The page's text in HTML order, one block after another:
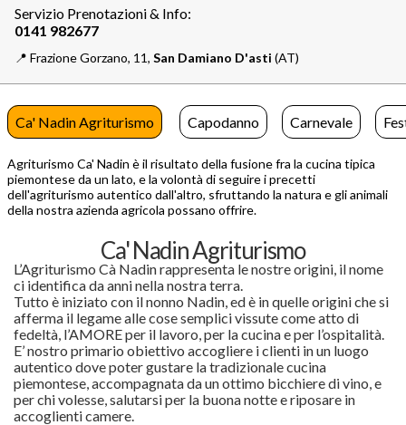
Servizio Prenotazioni & Info:
📍️ Frazione Gorzano, 11, San Damiano D'asti (AT)
Ca' Nadin Agriturismo Capodanno Carnevale
Agriturismo Ca' Nadin è il risultato della fusione fra la cucina tipica
piemontese da un lato, e la volontà di seguire i precetti
dell'agriturismo autentico dall'altro, sfruttando la natura e gli animali
della nostra azienda agricola possano offrire.
Ca' Nadin Agriturismo
L’Agriturismo Cà Nadin rappresenta le nostre origini, il nome
ci identifica da anni nella nostra terra.
Tutto è iniziato con il nonno Nadin, ed è in quelle origini che si
afferma il legame alle cose semplici vissute come atto di
fedeltà, l’AMORE per il lavoro, per la cucina e per l’ospitalità.
E’ nostro primario obiettivo accogliere i clienti in un luogo
autentico dove poter gustare la tradizionale cucina
piemontese, accompagnata da un ottimo bicchiere di vino, e
per chi volesse, salutarsi per la buona notte e riposare in
accoglienti camere.